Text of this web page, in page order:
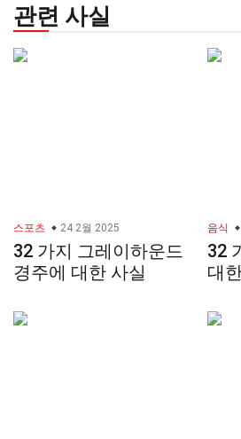
관련 사실
스포츠 24 2월 2025
32 가지 그레이하운드
경주에 대한 사실
음식
32
대